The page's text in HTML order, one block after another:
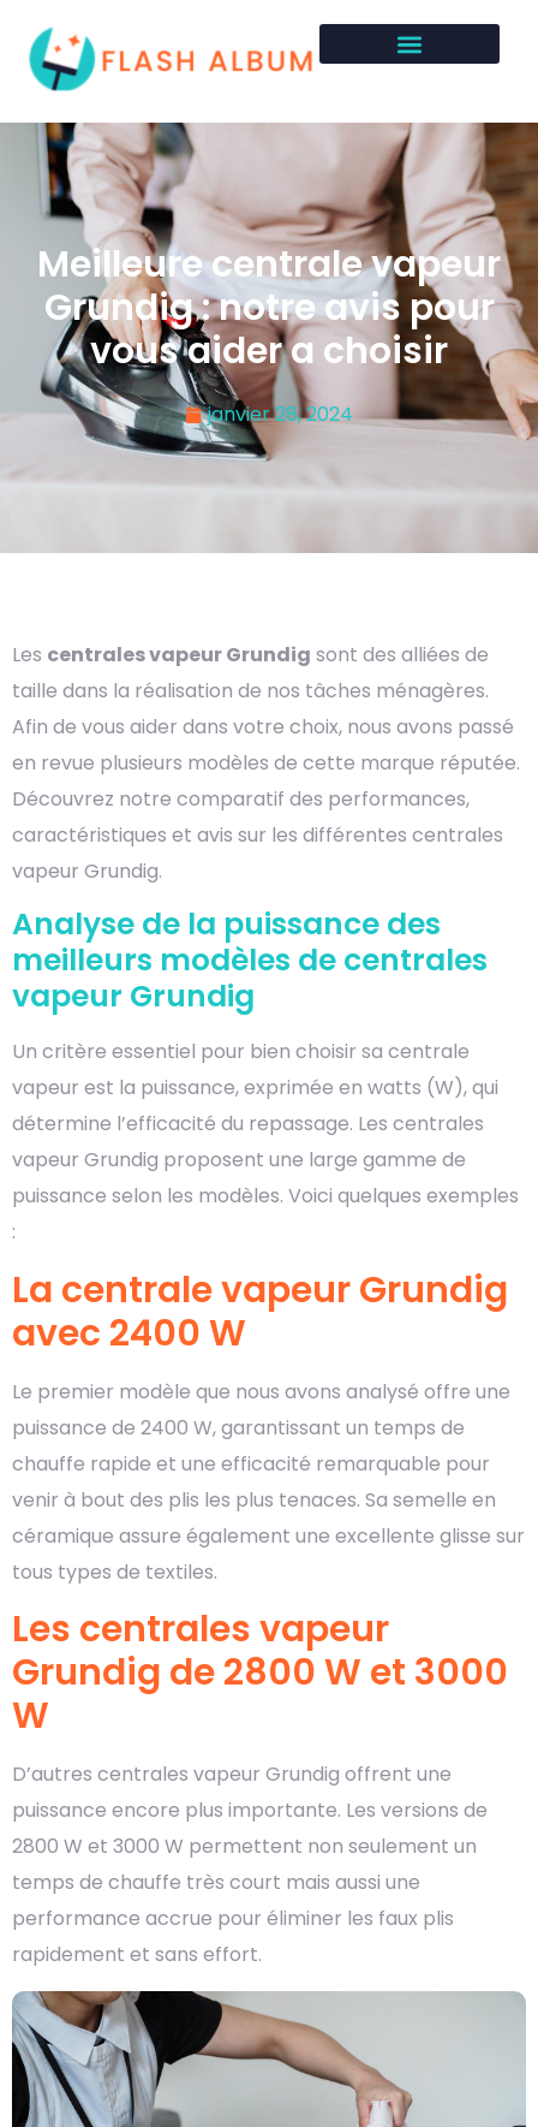
Meilleure centrale vapeur
Grundig : notre avis pour
vous aider a choisir
janvier 28, 2024
Les centrales vapeur Grundig sont des alliées de
taille dans la réalisation de nos tâches ménagères.
Afin de vous aider dans votre choix, nous avons passé
en revue plusieurs modèles de cette marque réputée.
Découvrez notre comparatif des performances,
caractéristiques et avis sur les différentes centrales
vapeur Grundig.
Analyse de la puissance des
meilleurs modèles de centrales
vapeur Grundig
Un critère essentiel pour bien choisir sa centrale
vapeur est la puissance, exprimée en watts (W), qui
détermine l’efficacité du repassage. Les centrales
vapeur Grundig proposent une large gamme de
puissance selon les modèles. Voici quelques exemples
:
La centrale vapeur Grundig
avec 2400 W
Le premier modèle que nous avons analysé offre une
puissance de 2400 W, garantissant un temps de
chauffe rapide et une efficacité remarquable pour
venir à bout des plis les plus tenaces. Sa semelle en
céramique assure également une excellente glisse sur
tous types de textiles.
Les centrales vapeur
Grundig de 2800 W et 3000
W
D’autres centrales vapeur Grundig offrent une
puissance encore plus importante. Les versions de
2800 W et 3000 W permettent non seulement un
temps de chauffe très court mais aussi une
performance accrue pour éliminer les faux plis
rapidement et sans effort.